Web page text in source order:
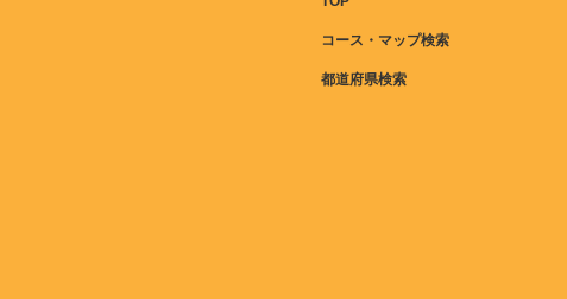
コース・マップ検索
都道府県検索